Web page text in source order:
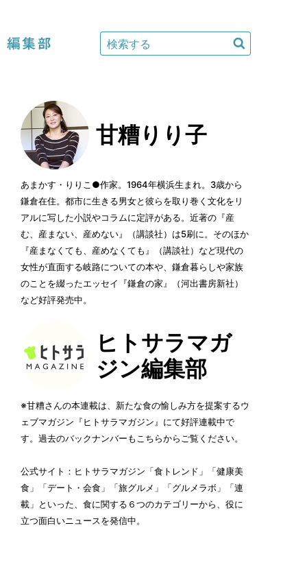
甘糟りり子
あまかす・りりこ●作家。1964年横浜生まれ。3歳から
鎌倉在住。都市に生きる男女と彼らを取り巻く文化をリ
アルに写した小説やコラムに定評がある。近著の『産
む、産まない、産めない』（講談社）は5刷に。そのほか
『産まなくても、産めなくても』（講談社）など現代の
女性が直面する岐路についての本や、鎌倉暮らしや家族
のことを綴ったエッセイ『鎌倉の家』（河出書房新社）
など好評発売中。
ヒトサラマガ
ジン編集部
※甘糟さんの本連載は、新たな食の愉しみ方を提案するウ
ェブマガジン『ヒトサラマガジン』にて好評連載中で
す。過去のバックナンバーも こちらからご覧ください。
公式サイト： ヒトサラマガジン 「食トレンド」「健康美
食」「デート・会食」「旅グルメ」「グルメラボ」「連
載」といった、食に関する６つのカテゴリーから、役に
立つ面白いニュースを発信中。